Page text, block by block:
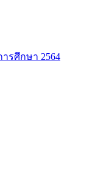
รศึกษา 2564